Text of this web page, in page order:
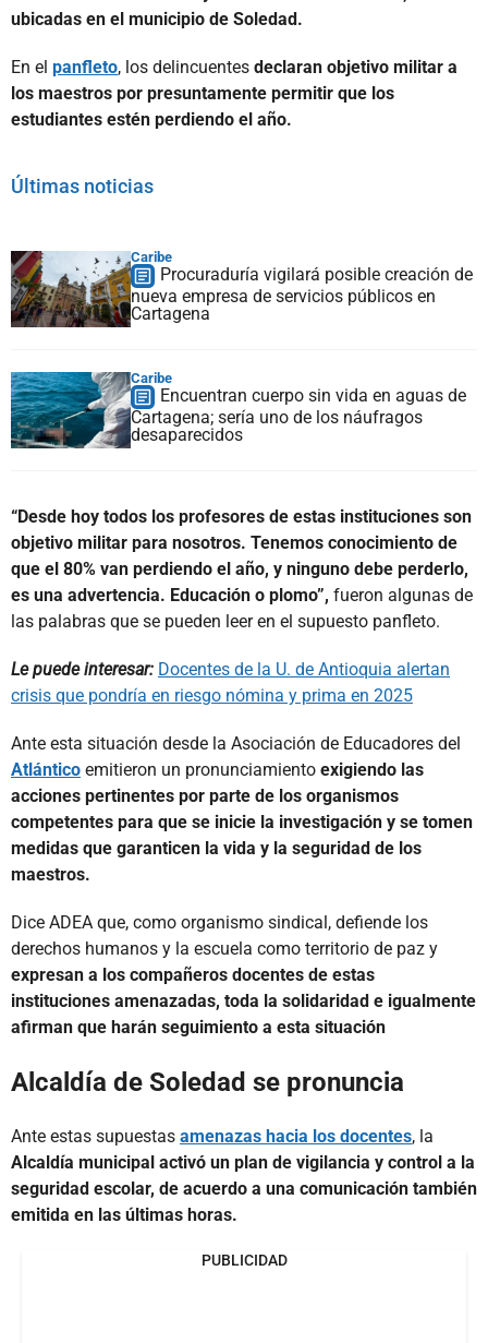
ubicadas en el municipio de Soledad.
En el panfleto, los delincuentes declaran objetivo militar a
los maestros por presuntamente permitir que los
estudiantes estén perdiendo el año.
Últimas noticias
Caribe
Procuraduría vigilará posible creación de
nueva empresa de servicios públicos en
Cartagena
Caribe
Encuentran cuerpo sin vida en aguas de
Cartagena; sería uno de los náufragos
desaparecidos
“Desde hoy todos los profesores de estas instituciones son
objetivo militar para nosotros. Tenemos conocimiento de
que el 80% van perdiendo el año, y ninguno debe perderlo,
es una advertencia. Educación o plomo”, fueron algunas de
las palabras que se pueden leer en el supuesto panfleto.
Le puede interesar: Docentes de la U. de Antioquia alertan
crisis que pondría en riesgo nómina y prima en 2025
Ante esta situación desde la Asociación de Educadores del
Atlántico emitieron un pronunciamiento exigiendo las
acciones pertinentes por parte de los organismos
competentes para que se inicie la investigación y se tomen
medidas que garanticen la vida y la seguridad de los
maestros.
Dice ADEA que, como organismo sindical, defiende los
derechos humanos y la escuela como territorio de paz y
expresan a los compañeros docentes de estas
instituciones amenazadas, toda la solidaridad e igualmente
afirman que harán seguimiento a esta situación
Alcaldía de Soledad se pronuncia
Ante estas supuestas amenazas hacia los docentes, la
Alcaldía municipal activó un plan de vigilancia y control a la
seguridad escolar, de acuerdo a una comunicación también
emitida en las últimas horas.
PUBLICIDAD